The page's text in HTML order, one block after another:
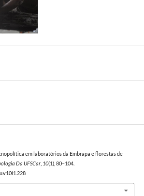
em laboratórios da Embrapa e florestas de
Da UFSCar, 10(1), 80–104.